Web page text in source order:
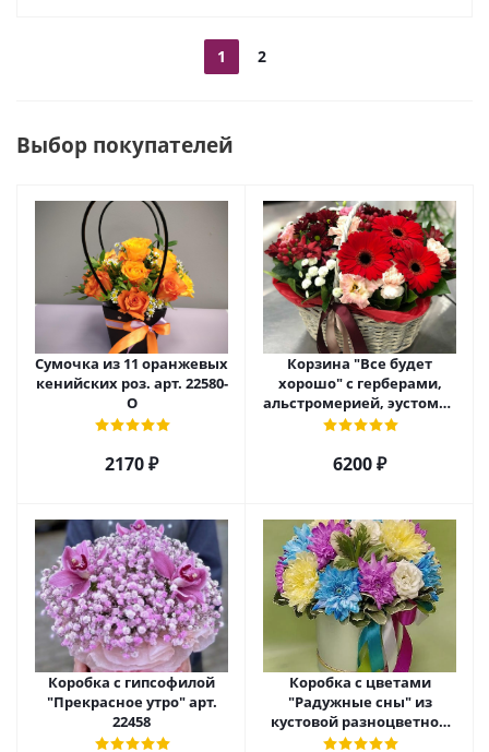
1 2
Выбор покупателей
Сумочка из 11 оранжевых
кенийских роз. арт. 22580-
О
2170 ₽
Корзина "Все будет
хорошо" с герберами,
альстромерией, эустомой
и хризантемой арт. 22461
6200 ₽
Коробка с гипсофилой
"Прекрасное утро" арт.
22458
Коробка с цветами
"Радужные сны" из
кустовой разноцветной
хризантемы арт. 22457